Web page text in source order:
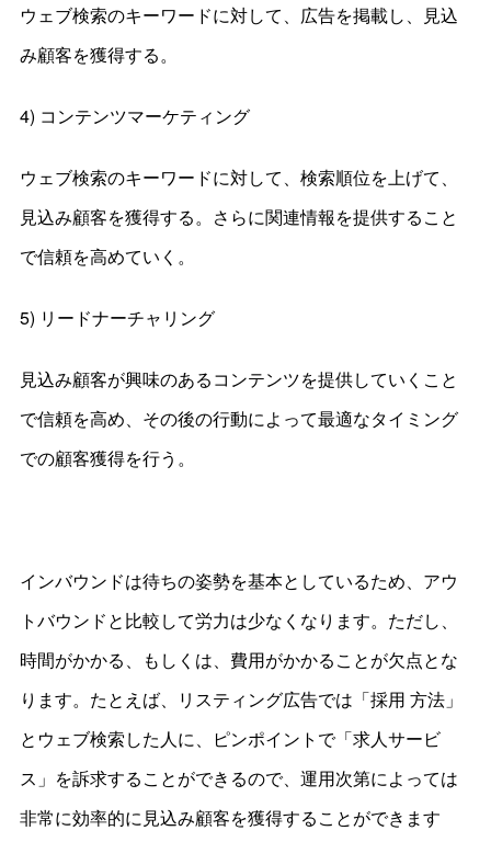
ウェブ検索のキーワードに対して、広告を掲載し、見込
み顧客を獲得する。
4) コンテンツマーケティング
ウェブ検索のキーワードに対して、検索順位を上げて、
見込み顧客を獲得する。さらに関連情報を提供すること
で信頼を高めていく。
5) リードナーチャリング
見込み顧客が興味のあるコンテンツを提供していくこと
で信頼を高め、その後の行動によって最適なタイミング
での顧客獲得を行う。
インバウンドは待ちの姿勢を基本としているため、アウ
トバウンドと比較して労力は少なくなります。ただし、
時間がかかる、もしくは、費用がかかることが欠点とな
ります。たとえば、リスティング広告では「採用 方法」
とウェブ検索した人に、ピンポイントで「求人サービ
ス」を訴求することができるので、運用次第によっては
非常に効率的に見込み顧客を獲得することができます